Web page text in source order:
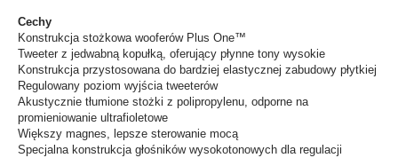
Cechy
Konstrukcja stożkowa wooferów Plus One™
Tweeter z jedwabną kopułką, oferujący płynne tony wysokie
Konstrukcja przystosowana do bardziej elastycznej zabudowy płytkiej
Regulowany poziom wyjścia tweeterów
Akustycznie tłumione stożki z polipropylenu, odporne na
promieniowanie ultrafioletowe
Większy magnes, lepsze sterowanie mocą
Specjalna konstrukcja głośników wysokotonowych dla regulacji